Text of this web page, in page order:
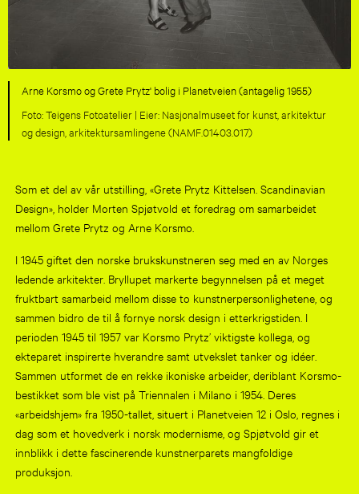
Arne Korsmo og Grete Prytz' bolig i Planetveien (antagelig 1955)
Teigens Fotoatelier |
Nasjonalmuseet for kunst, arkitektur
og design, arkitektursamlingene (NAMF.01403.017)
Som et del av vår utstilling, «Grete Prytz Kittelsen. Scandinavian
Design», holder Morten Spjøtvold et foredrag om samarbeidet
mellom Grete Prytz og Arne Korsmo.
I 1945 giftet den norske brukskunstneren seg med en av Norges
ledende arkitekter. Bryllupet markerte begynnelsen på et meget
fruktbart samarbeid mellom disse to kunstnerpersonlighetene, og
sammen bidro de til å fornye norsk design i etterkrigstiden. I
perioden 1945 til 1957 var Korsmo Prytz’ viktigste kollega, og
ekteparet inspirerte hverandre samt utvekslet tanker og idéer.
Sammen utformet de en rekke ikoniske arbeider, deriblant Korsmo-
bestikket som ble vist på Triennalen i Milano i 1954. Deres
«arbeidshjem» fra 1950-tallet, situert i Planetveien 12 i Oslo, regnes i
dag som et hovedverk i norsk modernisme, og Spjøtvold gir et
innblikk i dette fascinerende kunstnerparets mangfoldige
produksjon.